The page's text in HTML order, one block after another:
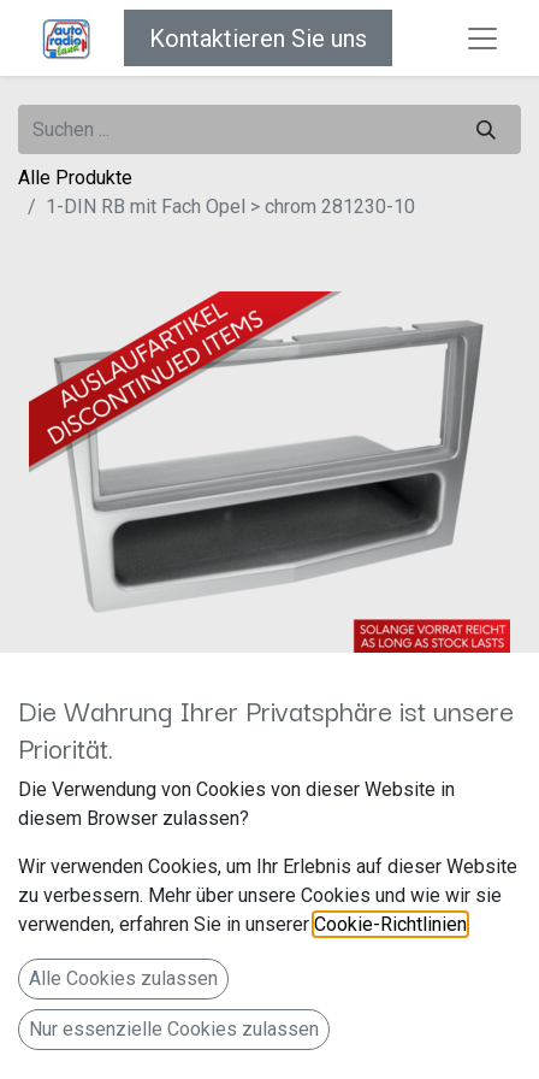
Kontaktieren Sie uns
Alle Produkte
1-DIN RB mit Fach Opel > chrom 281230-10
1-DIN RB mit Fach Opel >
chrom 281230-10
Hersteller: ACV
Artikelnummer: 281230-10
acv GmbH
41812 Erkelenz
Deutschland www.acvgmbh.de
Die Wahrung Ihrer Privatsphäre ist unsere
Priorität.
Die Verwendung von Cookies von dieser Website in
diesem Browser zulassen?
Wir verwenden Cookies, um Ihr Erlebnis auf dieser Website
zu verbessern. Mehr über unsere Cookies und wie wir sie
verwenden, erfahren Sie in unserer Cookie-Richtlinien
Alle Cookies zulassen
Nur essenzielle Cookies zulassen